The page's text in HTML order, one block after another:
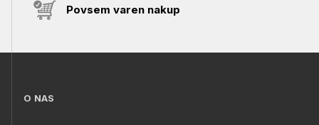
Povsem varen nakup
O NAS